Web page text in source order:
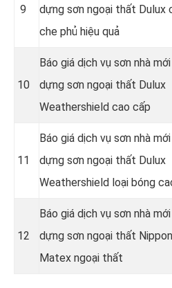
9
dựng sơn ngoại thất Dulux
che phủ hiệu quả
10
Báo giá dịch vụ sơn nhà
dựng sơn ngoại thất Dulux
Weathershield cao cấp
11
Báo giá dịch vụ sơn nhà
dựng sơn ngoại thất Dulux
Weathershield loại bóng
12
Báo giá dịch vụ sơn nhà
dựng sơn ngoại thất
Matex ngoại thất